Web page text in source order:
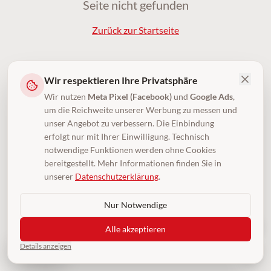
Seite nicht gefunden
Zurück zur Startseite
4,5 (250)
Wir respektieren Ihre Privatsphäre
Wir nutzen Meta Pixel (Facebook) und Google Ads,
um die Reichweite unserer Werbung zu messen und
unser Angebot zu verbessern. Die Einbindung
erfolgt nur mit Ihrer Einwilligung. Technisch
notwendige Funktionen werden ohne Cookies
bereitgestellt. Mehr Informationen finden Sie in
unserer Datenschutzerklärung.
Details anzeigen
Nur Notwendige
Alle akzeptieren